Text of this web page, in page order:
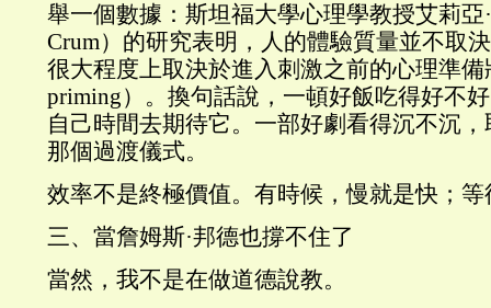
舉一個數據：斯坦福大學心理學教授艾莉亞
Crum）的研究表明，人的體驗質量並不取
很大程度上取決於進入刺激之前的心理準備
priming）。換句話說，一頓好飯吃得好不
自己時間去期待它。一部好劇看得沉不沉
那個過渡儀式。
效率不是終極價值。有時候，慢就是快；
三、當詹姆斯·邦德也撐不住了
當然，我不是在做道德說教。